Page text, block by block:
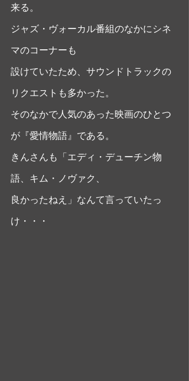
来る。
ジャズ・ヴォーカル番組のなかにシネ
マのコーナーも
設けていたため、サウンドトラックの
リクエストも多かった。
そのなかで人気のあった映画のひとつ
が『愛情物語』である。
きんさんも「エディ・デューチン物
語、キム・ノヴァク、
良かったねえ」なんて言っていたっ
け・・・